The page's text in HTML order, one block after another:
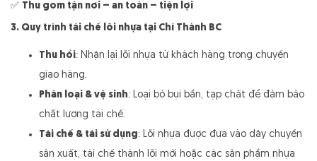
✅ Thu gom tận nơi – an toàn – tiện lợi
3. Quy trình tái chế lõi nhựa tại Chí Thành BC
Thu hồi: Nhận lại lõi nhựa từ khách hàng trong chuyến
giao hàng.
Phân loại & vệ sinh: Loại bỏ bụi bẩn, tạp chất để đảm bảo
chất lượng tái chế.
Tái chế & tái sử dụng: Lõi nhựa được đưa vào dây chuyền
sản xuất, tái chế thành lõi mới hoặc các sản phẩm nhựa